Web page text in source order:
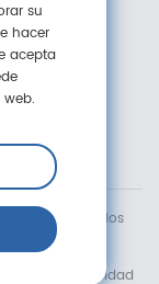
Ltd. Todos los
Aviso de privacidad
su
hacer
acepta